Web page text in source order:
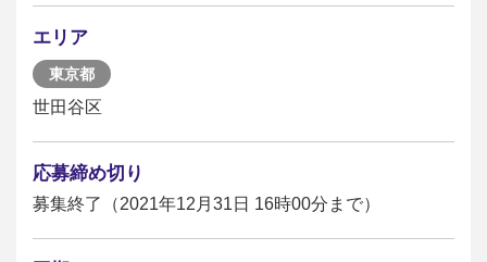
エリア
東京都
世田谷区
応募締め切り
募集終了（2021年12月31日 16時00分まで）